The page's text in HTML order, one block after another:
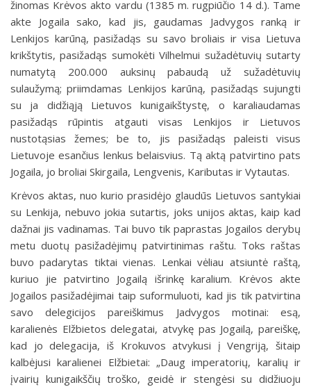
žinomas Krėvos akto vardu (1385 m. rugpiūčio 14 d.). Tame
akte Jogaila sako, kad jis, gaudamas Jadvygos ranką ir
Lenkijos karūną, pasižadąs su savo broliais ir visa Lietuva
krikštytis, pasižadąs sumokėti Vilhelmui sužadėtuvių sutarty
numatytą 200.000 auksinų pabaudą už sužadėtuvių
sulaužymą; priimdamas Lenkijos karūną, pasižadąs sujungti
su ja didžiąją Lietuvos kunigaikštystę, o karaliaudamas
pasižadąs rūpintis atgauti visas Lenkijos ir Lietuvos
nustotąsias žemes; be to, jis pasižadąs paleisti visus
Lietuvoje esančius lenkus belaisvius. Tą aktą patvirtino pats
Jogaila, jo broliai Skirgaila, Lengvenis, Kaributas ir Vytautas.
Krėvos aktas, nuo kurio prasidėjo glaudūs Lietuvos santykiai
su Lenkija, nebuvo jokia sutartis, joks unijos aktas, kaip kad
dažnai jis vadinamas. Tai buvo tik paprastas Jogailos derybų
metu duotų pasižadėjimų patvirtinimas raštu. Toks raštas
buvo padarytas tiktai vienas. Lenkai vėliau atsiuntė raštą,
kuriuo jie patvirtino Jogailą išrinkę karalium. Krėvos akte
Jogailos pasižadėjimai taip suformuluoti, kad jis tik patvirtina
savo delegicijos pareiškimus Jadvygos motinai: esą,
karalienės Elžbietos delegatai, atvykę pas Jogailą, pareiškę,
kad jo delegacija, iš Krokuvos atvykusi į Vengriją, šitaip
kalbėjusi karalienei Elžbietai: „Daug imperatorių, karalių ir
įvairių kunigaikščių troško, geidė ir stengėsi su didžiuoju